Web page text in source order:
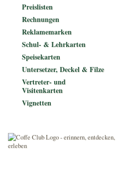
Preislisten
Rechnungen
Reklamemarken
Schul- & Lehrkarten
Speisekarten
Untersetzer, Deckel & Filze
Vertreter- und
Visitenkarten
Vignetten